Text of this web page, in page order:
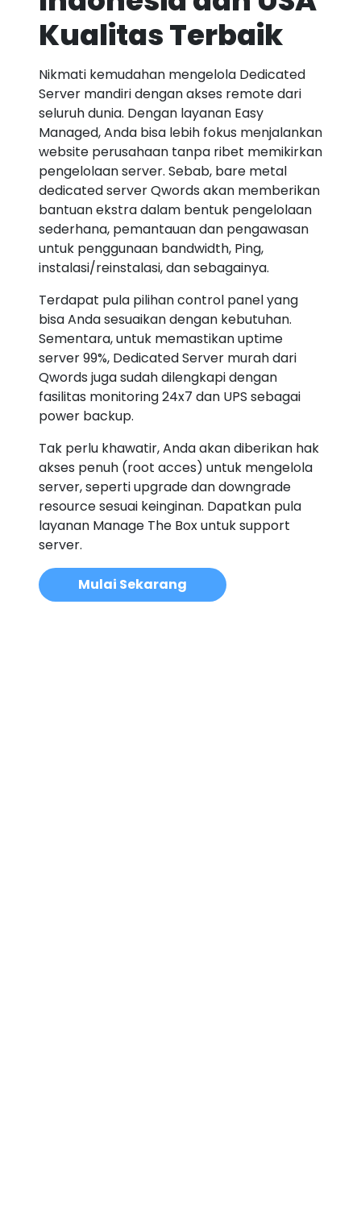
Kualitas Terbaik
Nikmati kemudahan mengelola Dedicated
Server mandiri dengan akses remote dari
seluruh dunia. Dengan layanan Easy
Managed, Anda bisa lebih fokus menjalankan
website perusahaan tanpa ribet memikirkan
pengelolaan server. Sebab, bare metal
dedicated server Qwords akan memberikan
bantuan ekstra dalam bentuk pengelolaan
sederhana, pemantauan dan pengawasan
untuk penggunaan bandwidth, Ping,
instalasi/reinstalasi, dan sebagainya.
Terdapat pula pilihan control panel yang
bisa Anda sesuaikan dengan kebutuhan.
Sementara, untuk memastikan uptime
server 99%, Dedicated Server murah dari
Qwords juga sudah dilengkapi dengan
fasilitas monitoring 24x7 dan UPS sebagai
power backup.
Tak perlu khawatir, Anda akan diberikan hak
akses penuh (root acces) untuk mengelola
server, seperti upgrade dan downgrade
resource sesuai keinginan. Dapatkan pula
layanan Manage The Box untuk support
server.
Mulai Sekarang